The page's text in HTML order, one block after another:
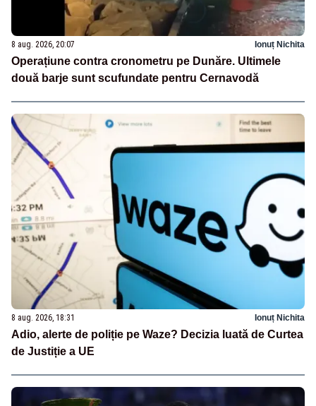
8 aug. 2026, 20:07 Ionuț Nichita
Operațiune contra cronometru pe Dunăre. Ultimele
două barje sunt scufundate pentru Cernavodă
8 aug. 2026, 18:31 Ionuț Nichita
Adio, alerte de poliție pe Waze? Decizia luată de Curtea
de Justiție a UE